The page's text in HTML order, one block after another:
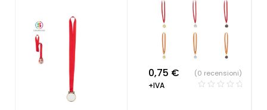
0,75 €
+IVA
(0 recensioni)